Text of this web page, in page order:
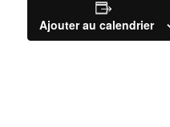
Ajouter au calendrier